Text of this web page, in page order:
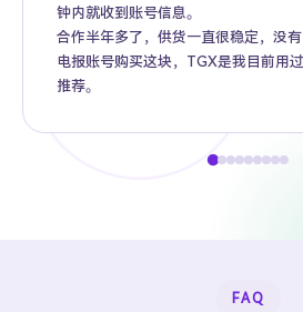
钟内就收到账号信息。
合作半年多了，供货一直很稳定，没有
电报账号购买这块，TGX是我目前用
推荐。
FAQ